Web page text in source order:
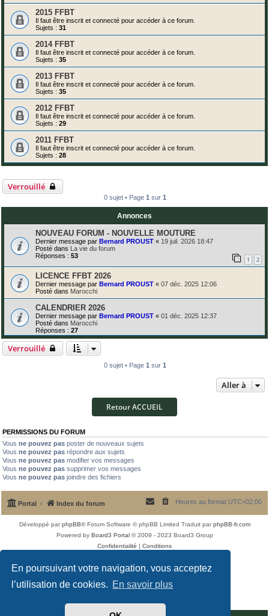
En poursuivant votre navigation, vous acceptez
l’utilisation de cookies. En savoir plus
2015 FFBT
Il faut être inscrit et connecté pour accéder à ce forum.
Sujets : 31
2014 FFBT
Il faut être inscrit et connecté pour accéder à ce forum.
Sujets : 35
2013 FFBT
Il faut être inscrit et connecté pour accéder à ce forum.
Sujets : 35
2012 FFBT
Il faut être inscrit et connecté pour accéder à ce forum.
Sujets : 29
2011 FFBT
Il faut être inscrit et connecté pour accéder à ce forum.
Sujets : 28
Verrouillé
0 sujet • Page 1 sur 1
Annonces
NOUVEAU FORUM - NOUVELLE MOUTURE
Dernier message par Bernard PROUST « 19 juil. 2026 18:47
Posté dans La vie du forum
Réponses : 53 1 2
LICENCE FFBT 2026
Dernier message par Bernard PROUST « 07 déc. 2025 12:06
Posté dans Marocchi
CALENDRIER 2026
Dernier message par Bernard PROUST « 01 déc. 2025 12:37
Posté dans Marocchi
Réponses : 27
Verrouillé
0 sujet • Page 1 sur 1
Aller à
Retour ACCUEIL
PERMISSIONS DU FORUM
Vous ne pouvez pas poster de nouveaux sujets
Vous ne pouvez pas répondre aux sujets
Vous ne pouvez pas modifier vos messages
Vous ne pouvez pas supprimer vos messages
Vous ne pouvez pas joindre des fichiers
Portal Index du forum Heures au format UTC+02:00
Développé parphpBB® Forum Software © phpBB Limited Traduit parphpBB-fr.com
Powered by Board3 Portal© 2009 - 2023 Board3 Group
Confidentialité | Conditions